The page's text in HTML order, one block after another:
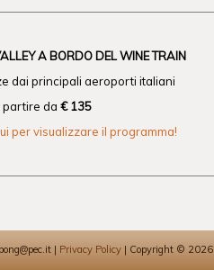
A BORDO DEL WINE TRAIN
dai principali aeroporti italiani
partire da € 135
per visualizzare il programma!
| Privacy Policy | Copyright © 2026